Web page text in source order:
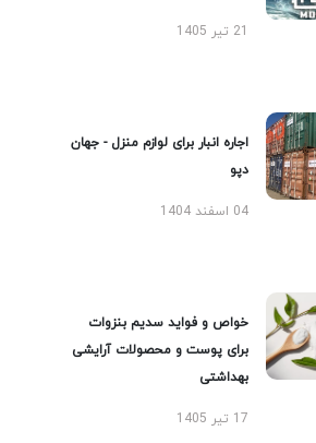
21 تیر 1405
اجاره انبار برای لوازم منزل - جهان
دپو
04 اسفند 1404
خواص و فواید سدیم بنزوات
برای پوست و محصولات آرایشی
بهداشتی
17 تیر 1405